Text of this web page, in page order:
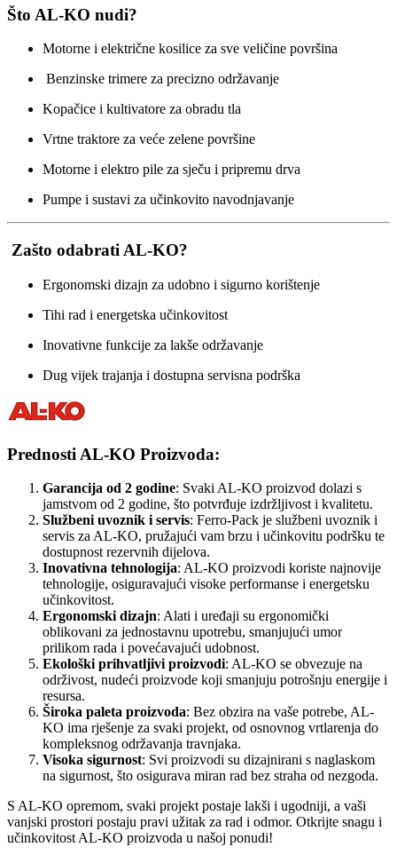
Što AL-KO nudi?
Motorne i električne kosilice za sve veličine površina
Benzinske trimere za precizno održavanje
Kopačice i kultivatore za obradu tla
Vrtne traktore za veće zelene površine
Motorne i elektro pile za sječu i pripremu drva
Pumpe i sustavi za učinkovito navodnjavanje
Zašto odabrati AL-KO?
Ergonomski dizajn za udobno i sigurno korištenje
Tihi rad i energetska učinkovitost
Inovativne funkcije za lakše održavanje
Dug vijek trajanja i dostupna servisna podrška
Prednosti AL-KO Proizvoda:
Garancija od 2 godine: Svaki AL-KO proizvod dolazi s
jamstvom od 2 godine, što potvrđuje izdržljivost i kvalitetu.
Službeni uvoznik i servis: Ferro-Pack je službeni uvoznik i
servis za AL-KO, pružajući vam brzu i učinkovitu podršku te
dostupnost rezervnih dijelova.
Inovativna tehnologija: AL-KO proizvodi koriste najnovije
tehnologije, osiguravajući visoke performanse i energetsku
učinkovitost.
Ergonomski dizajn: Alati i uređaji su ergonomički
oblikovani za jednostavnu upotrebu, smanjujući umor
prilikom rada i povećavajući udobnost.
Ekološki prihvatljivi proizvodi: AL-KO se obvezuje na
održivost, nudeći proizvode koji smanjuju potrošnju energije i
resursa.
Široka paleta proizvoda: Bez obzira na vaše potrebe, AL-
KO ima rješenje za svaki projekt, od osnovnog vrtlarenja do
kompleksnog održavanja travnjaka.
Visoka sigurnost: Svi proizvodi su dizajnirani s naglaskom
na sigurnost, što osigurava miran rad bez straha od nezgoda.
S AL-KO opremom, svaki projekt postaje lakši i ugodniji, a vaši
vanjski prostori postaju pravi užitak za rad i odmor. Otkrijte snagu i
učinkovitost AL-KO proizvoda u našoj ponudi!